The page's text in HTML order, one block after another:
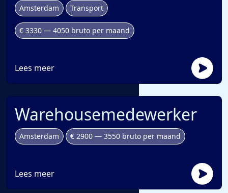
Amsterdam Transport
€ 3330 — 4050 bruto per maand
Lees meer
Warehousemedewerker
Amsterdam € 2900 — 3550 bruto per maand
Lees meer